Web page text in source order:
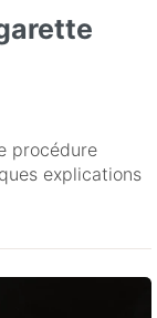
procédure
explications